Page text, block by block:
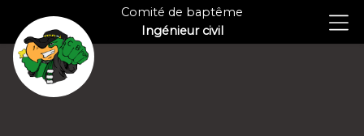
Comité de baptême
Ingénieur civil